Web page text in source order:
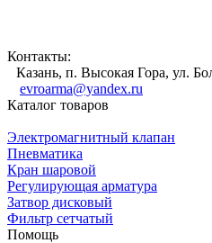
Контакты:
Казань, п. Высокая Гора, ул.
evroarma@yandex.ru
Каталог товаров
Электромагнитный клапан
Пневматика
Кран шаровой
Регулирующая арматура
Затвор дисковый
Фильтр сетчатый
Помощь